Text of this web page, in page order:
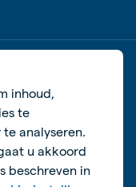
inhoud,
te
analyseren.
u akkoord
beschreven in